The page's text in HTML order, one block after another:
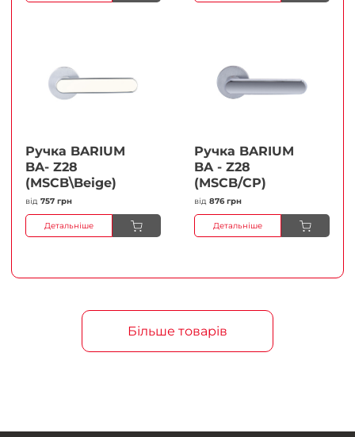
Ручка BARIUM
BA- Z28
(MSCB\Beige)
від 757 грн
Детальніше
Ручка BARIUM
BA - Z28
(MSCB/CP)
від 876 грн
Детальніше
Більше товарів